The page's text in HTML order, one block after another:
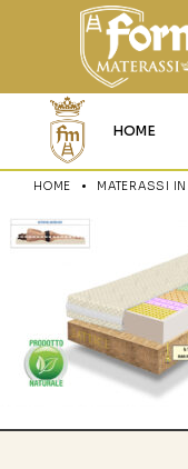
HOME
HOME MATERASSI IN